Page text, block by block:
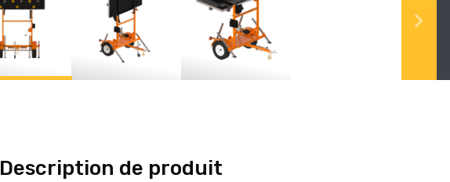
Description de produit